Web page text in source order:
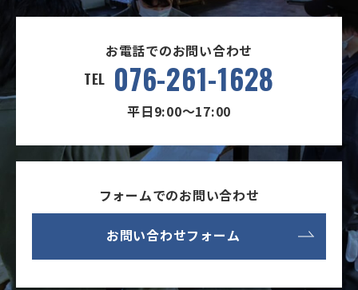
お電話でのお問い合わせ
TEL 076-261-1628
平日9:00〜17:00
フォームでのお問い合わせ
お問い合わせフォーム